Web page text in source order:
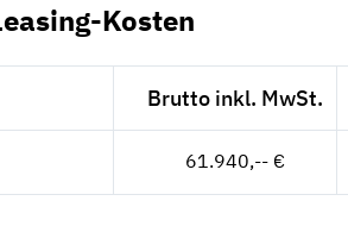
Kosten
Brutto inkl. MwSt.
61.940,-- €